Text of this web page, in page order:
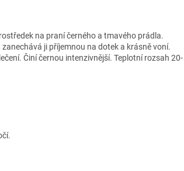
na praní černého a tmavého prádla.
ji příjemnou na dotek a krásně voní.
Činí černou intenzivnější. Teplotní rozsah 20-